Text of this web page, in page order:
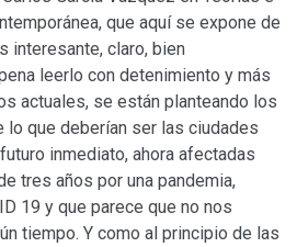
que aquí se expone de
interesante, claro, bien
leerlo con detenimiento y más
actuales, se están planteando los
que deberían ser las ciudades
inmediato, ahora afectadas
tres años por una pandemia,
19 y que parece que no nos
tiempo. Y como al principio de las